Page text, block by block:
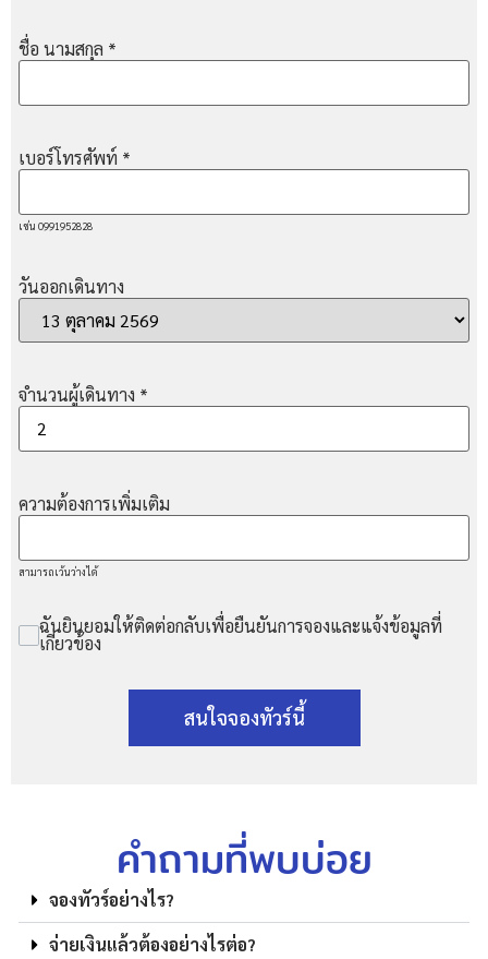
ชื่อ นามสกุล *
เบอร์โทรศัพท์ *
เช่น 0991952828
วันออกเดินทาง
จำนวนผู้เดินทาง *
ความต้องการเพิ่มเติม
สามารถเว้นว่างได้
ฉันยินยอมให้ติดต่อกลับเพื่อยืนยันการจองและแจ้งข้อมูลที่
เกี่ยวข้อง
สนใจจองทัวร์นี้
คำถามที่พบบ่อย
จองทัวร์อย่างไร?
จ่ายเงินแล้วต้องอย่างไรต่อ?